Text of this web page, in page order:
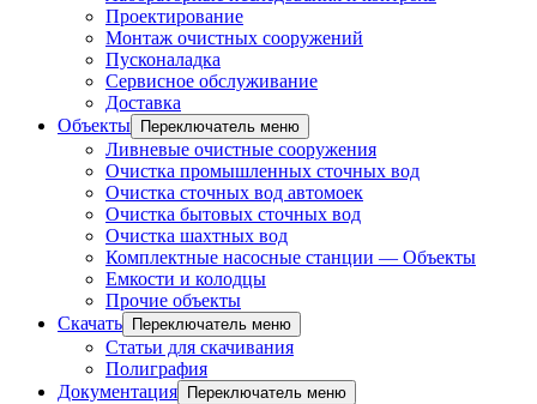
Проектирование
Монтаж очистных сооружений
Пусконаладка
Сервисное обслуживание
Доставка
Объекты
Переключатель меню
Ливневые очистные сооружения
Очистка промышленных сточных вод
Очистка сточных вод автомоек
Очистка бытовых сточных вод
Очистка шахтных вод
Комплектные насосные станции — Объекты
Емкости и колодцы
Прочие объекты
Скачать
Переключатель меню
Статьи для скачивания
Полиграфия
Документация
Переключатель меню